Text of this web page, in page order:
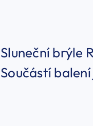
Sluneční brýle
Součástí